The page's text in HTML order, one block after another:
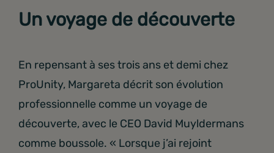
Un voyage de découverte
En repensant à ses trois ans et demi chez
ProUnity, Margareta décrit son évolution
professionnelle comme un voyage de
découverte, avec le CEO David Muyldermans
comme boussole. « Lorsque j’ai rejoint